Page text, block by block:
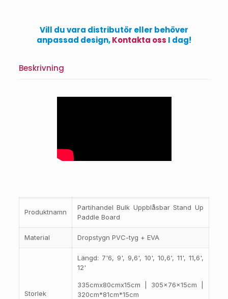
Vill du vara distributör eller behöver
anpassad design,Kontakta oss I dag!
Beskrivning
Produktnamn
Partihandel Bulk Uppblåsbar Stand Up
Paddle Board
Material Dropstygn PVC-tyg + EVA
Storlek
Längd: 7'6, 9', 9,6', 10', 10,6', 11', 11,6',
12'
335cmx80cmx15cm | 305x76x15cm |
320cm*81cm*15cm